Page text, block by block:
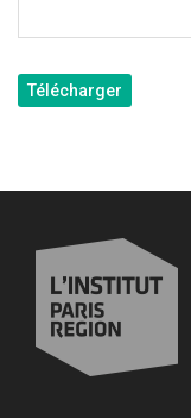
Télécharger